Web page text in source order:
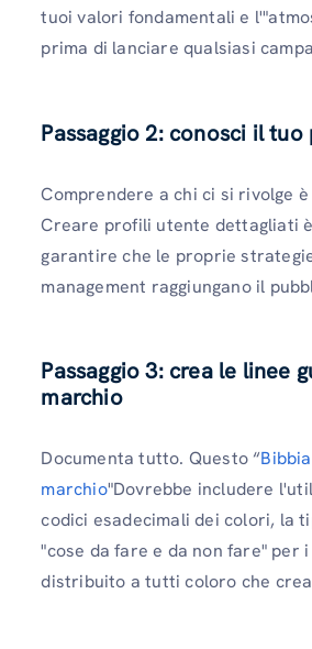
tuoi valori fondamentali e
prima di lanciare qualsiasi
Passaggio 2: conosci il
Comprendere a chi ci si rivolge
Creare profili utente dettagliati
garantire che le proprie
management raggiungano il
Passaggio 3: crea le linee
marchio
Documenta tutto. Questo “
marchio"Dovrebbe includere
codici esadecimali dei colori, la
"cose ​​da fare e da non fare" per i
distribuito a tutti coloro che